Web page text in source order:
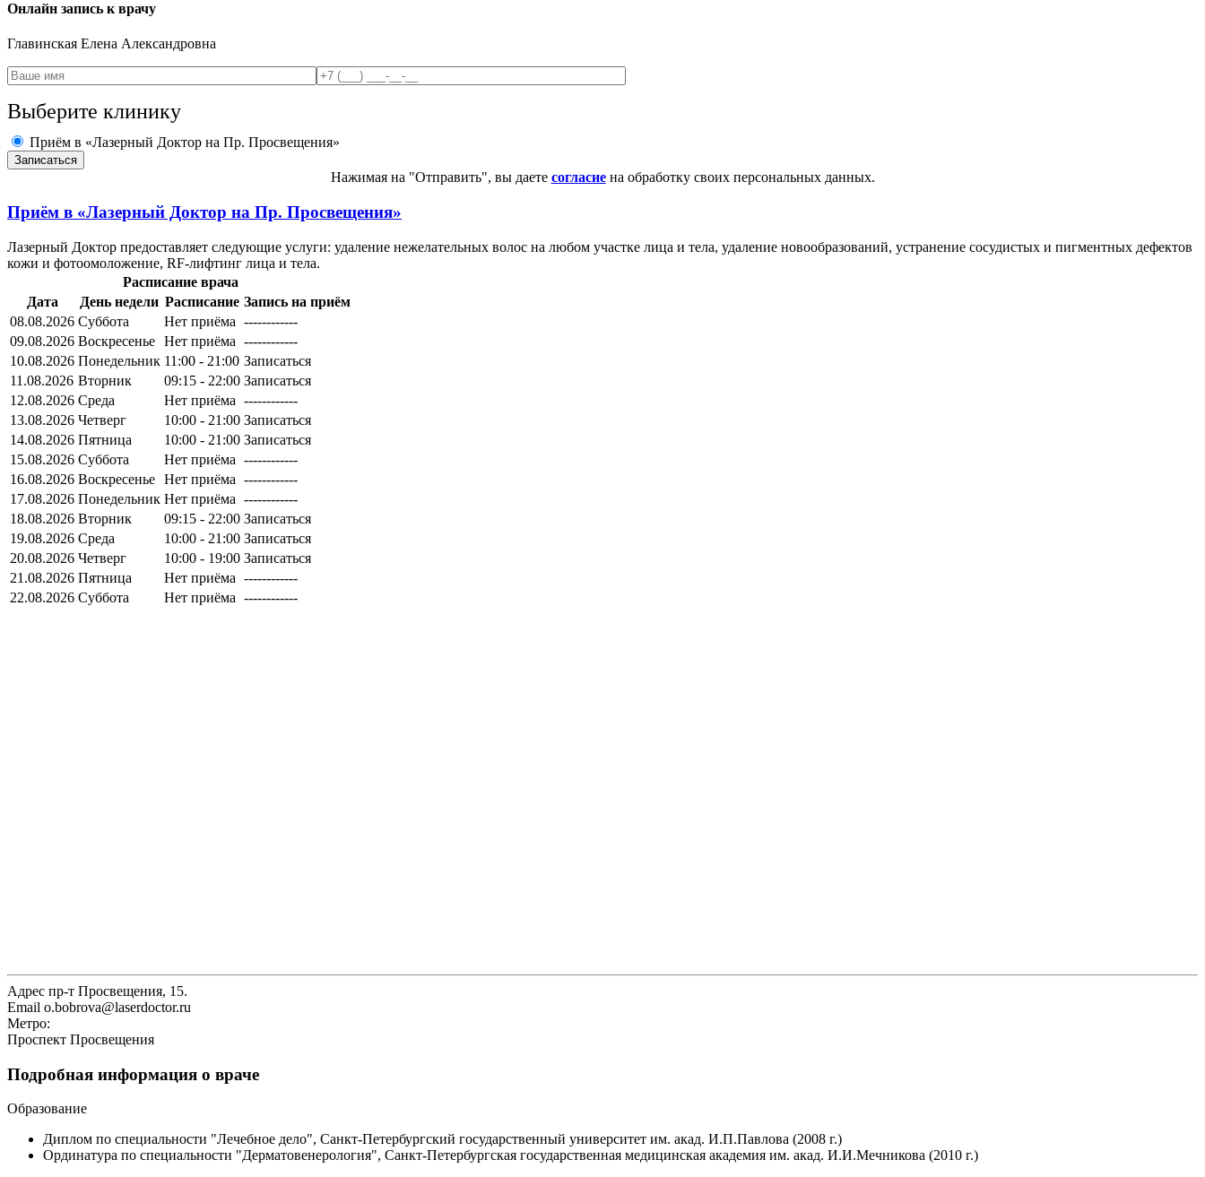
Онлайн запись к врачу
Главинская Елена Александровна
Выберите клинику
Приём в «Лазерный Доктор на Пр. Просвещения»
Нажимая на "Отправить", вы даете согласиена обработку своих персональных данных.
Приём в «Лазерный Доктор на Пр. Просвещения»
Лазерный Доктор предоставляет следующие услуги: удаление нежелательных волос на любом участке лица и тела, удаление новообразований, устранение сосудистых и пигментных дефектов
кожи и фотоомоложение, RF-лифтинг лица и тела.
Расписание врача
Дата
День недели Расписание Запись на приём
08.08.2026 Суббота Нет приёма ------------
09.08.2026 Воскресенье Нет приёма ------------
10.08.2026 Понедельник 11:00 - 21:00 Записаться
11.08.2026 Вторник 09:15 - 22:00 Записаться
12.08.2026 Среда Нет приёма ------------
13.08.2026 Четверг 10:00 - 21:00 Записаться
14.08.2026 Пятница 10:00 - 21:00 Записаться
15.08.2026 Суббота Нет приёма ------------
16.08.2026 Воскресенье Нет приёма ------------
17.08.2026 Понедельник Нет приёма ------------
18.08.2026 Вторник 09:15 - 22:00 Записаться
19.08.2026 Среда 10:00 - 21:00 Записаться
20.08.2026 Четверг 10:00 - 19:00 Записаться
21.08.2026 Пятница Нет приёма ------------
22.08.2026 Суббота Нет приёма ------------
Адрес пр-т Просвещения, 15.
Email o.bobrova@laserdoctor.ru
Метро:
Проспект Просвещения
Подробная информация о враче
Образование
Диплом по специальности "Лечебное дело", Санкт-Петербургский государственный университет им. акад. И.П.Павлова (2008 г.)
Ординатура по специальности "Дерматовенерология", Санкт-Петербургская государственная медицинская академия им. акад. И.И.Мечникова (2010 г.)